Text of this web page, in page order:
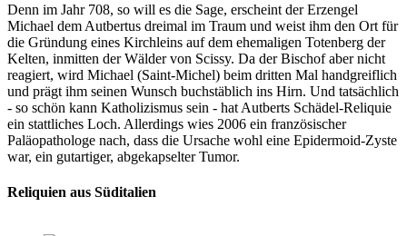
Denn im Jahr 708, so will es die Sage, erscheint der Erzengel
Michael dem Autbertus dreimal im Traum und weist ihm den Ort für
die Gründung eines Kirchleins auf dem ehemaligen Totenberg der
Kelten, inmitten der Wälder von Scissy. Da der Bischof aber nicht
reagiert, wird Michael (Saint-Michel) beim dritten Mal handgreiflich
und prägt ihm seinen Wunsch buchstäblich ins Hirn. Und tatsächlich
- so schön kann Katholizismus sein - hat Autberts Schädel-Reliquie
ein stattliches Loch. Allerdings wies 2006 ein französischer
Paläopathologe nach, dass die Ursache wohl eine Epidermoid-Zyste
war, ein gutartiger, abgekapselter Tumor.
Reliquien aus Süditalien